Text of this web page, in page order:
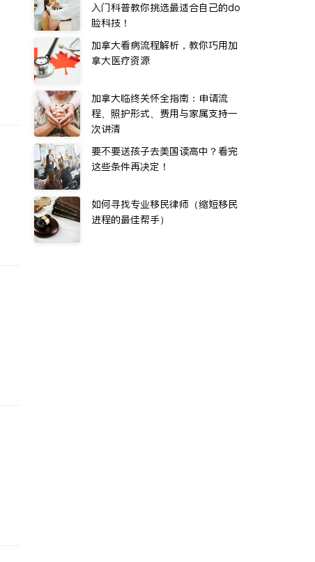
入门科普教你挑选最适合自己的do
脸科技！
加拿大看病流程解析，教你巧用加
拿大医疗资源
加拿大临终关怀全指南：申请流
程、照护形式、费用与家属支持一
次讲清
要不要送孩子去美国读高中？看完
这些条件再决定！
如何寻找专业移民律师（缩短移民
进程的最佳帮手）